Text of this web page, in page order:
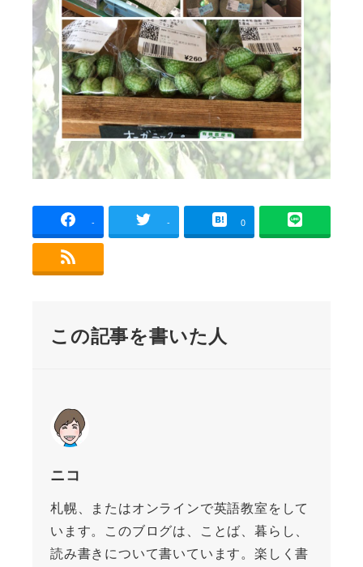
- - 0
この記事を書いた人
ニコ
札幌、またはオンラインで英語教室をして
います。このブログは、ことば、暮らし、
読み書きについて書いています。楽しく書